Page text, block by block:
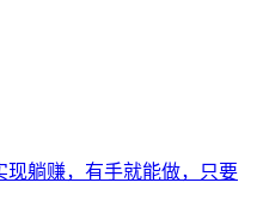
现躺赚，有手就能做，只要